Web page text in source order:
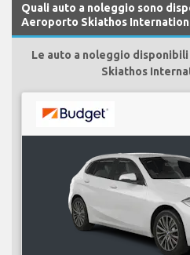
Quali auto a noleggio sono
Aeroporto Skiathos
Le auto a noleggio
Skiathos